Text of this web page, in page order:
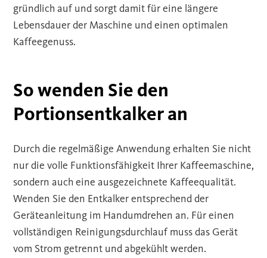
gründlich auf und sorgt damit für eine längere
Lebensdauer der Maschine und einen optimalen
Kaffeegenuss.
So wenden Sie den
Portionsentkalker an
Durch die regelmäßige Anwendung erhalten Sie nicht
nur die volle Funktionsfähigkeit Ihrer Kaffeemaschine,
sondern auch eine ausgezeichnete Kaffeequalität.
Wenden Sie den Entkalker entsprechend der
Geräteanleitung im Handumdrehen an. Für einen
vollständigen Reinigungsdurchlauf muss das Gerät
vom Strom getrennt und abgekühlt werden.